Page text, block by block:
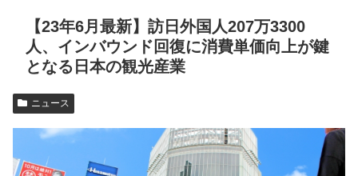
【23年6月最新】訪日外国人207万3300
人、インバウンド回復に消費単価向上が鍵
となる日本の観光産業
ニュース